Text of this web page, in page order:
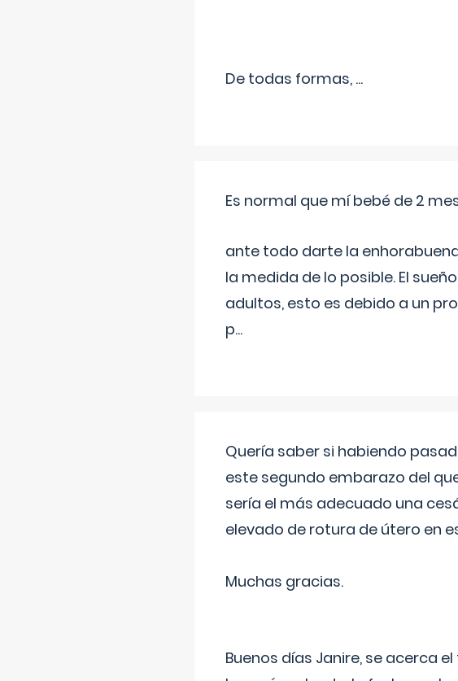
De todas formas, ...
Es normal que mí bebé de 2
ante todo darte la
la medida de lo posible. El
adultos, esto es debido a un
p...
Quería saber si habiendo
este segundo embarazo del
sería el más adecuado una
elevado de rotura de útero en
Muchas gracias.
Buenos días Janire, se acerca